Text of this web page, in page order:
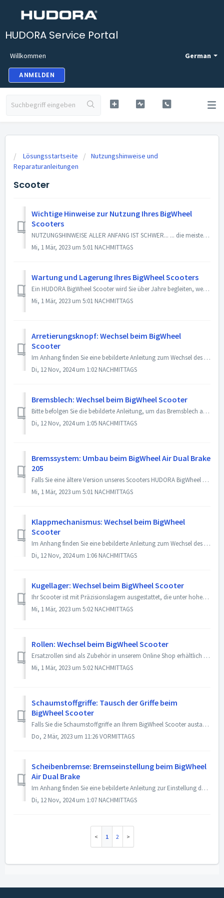
HUDORA Service Portal
German
Willkommen
ANMELDEN
Lösungsstartseite
Nutzungshinweise und
Reparaturanleitungen
Scooter
Wichtige Hinweise zur Nutzung Ihres BigWheel
Scooters
NUTZUNGSHINWEISE ALLER ANFANG IST SCHWER... ... die meisten Unfälle passieren „Anfängern“ in den ersten zehn Minuten. In dieser Phase sollte man äuß...
Mi, 1 Mär, 2023 um 5:01 NACHMITTAGS
Wartung und Lagerung Ihres BigWheel Scooters
Ein HUDORA BigWheel Scooter wird Sie über Jahre begleiten, wenn Sie ihn pfleglich behandeln, regelmäßig Verschleißteile austauschen und ein paar grundsätzli...
Mi, 1 Mär, 2023 um 5:01 NACHMITTAGS
Arretierungsknopf: Wechsel beim BigWheel
Scooter
Im Anhang finden Sie eine bebilderte Anleitung zum Wechsel des Arretierungsknopfs beim HUDORA BigWheel Scooter. Bei weiteren Fragen stehen wir Ihnen ge...
Di, 12 Nov, 2024 um 1:02 NACHMITTAGS
Bremsblech: Wechsel beim BigWheel Scooter
Bitte befolgen Sie die bebilderte Anleitung, um das Bremsblech an Ihrem HUDORA BigWheel Scooter zu wechseln. Bei Fragen stehen wir Ihnen gern zur Verfüg...
Di, 12 Nov, 2024 um 1:05 NACHMITTAGS
Bremssystem: Umbau beim BigWheel Air Dual Brake
205
Falls Sie eine ältere Version unseres Scooters HUDORA BigWheel Air Dual Brake (Artikel 14015) haben und die Bremseinheit austauschen möchten, ist Folgendes ...
Mi, 1 Mär, 2023 um 5:01 NACHMITTAGS
Klappmechanismus: Wechsel beim BigWheel
Scooter
Im Anhang finden Sie eine bebilderte Anleitung zum Wechsel des Klappmechanismus beim HUDORA BigWheel Scooter. Bei weiteren Fragen stehen wir Ihnen gern ...
Di, 12 Nov, 2024 um 1:06 NACHMITTAGS
Kugellager: Wechsel beim BigWheel Scooter
Ihr Scooter ist mit Präzisionslagern ausgestattet, die unter hohem Druck bei der Herstellung mit Fett gefüllt wurden. Aus diesem Grunde laufen die Rolle...
Mi, 1 Mär, 2023 um 5:02 NACHMITTAGS
Rollen: Wechsel beim BigWheel Scooter
Ersatzrollen sind als Zubehör in unserem Online Shop erhältlich und sollten ausgetauscht werden, wenn sie abgefahren sind. Zum Wechsel der Rollen lösen...
Mi, 1 Mär, 2023 um 5:02 NACHMITTAGS
Schaumstoffgriffe: Tausch der Griffe beim
BigWheel Scooter
Falls Sie die Schaumstoffgriffe an Ihrem BigWheel Scooter austauschen möchten, gehen Sie bitte wir folgt vor: Die Kappen, die an den Enden des Lenkers s...
Do, 2 Mär, 2023 um 11:26 VORMITTAGS
Scheibenbremse: Bremseinstellung beim BigWheel
Air Dual Brake
Im Anhang finden Sie eine bebilderte Anleitung zur Einstellung der Scheibenbremse beim HUDORA BigWheel Air Dual Brake (Artikel 14015). Bei weiteren Frag...
Di, 12 Nov, 2024 um 1:07 NACHMITTAGS
1 2